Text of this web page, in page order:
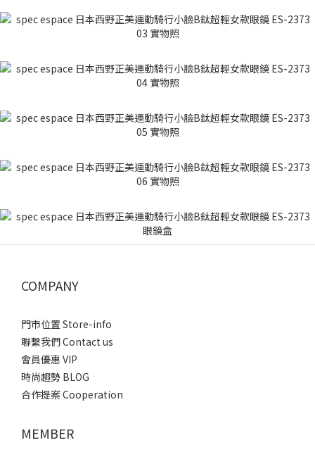
COMPANY
門市位置 Store-info
聯繫我們 Contact us
會員優惠 VIP
時尚趨勢 BLOG
合作提案 Cooperation
MEMBER